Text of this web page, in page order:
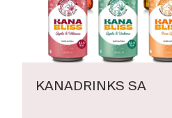
KANADRINKS SA